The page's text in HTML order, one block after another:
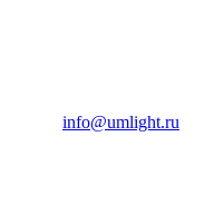
info@umlight.ru